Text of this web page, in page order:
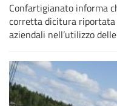
Confartigianato informa
corretta dicitura
aziendali nell’utilizzo